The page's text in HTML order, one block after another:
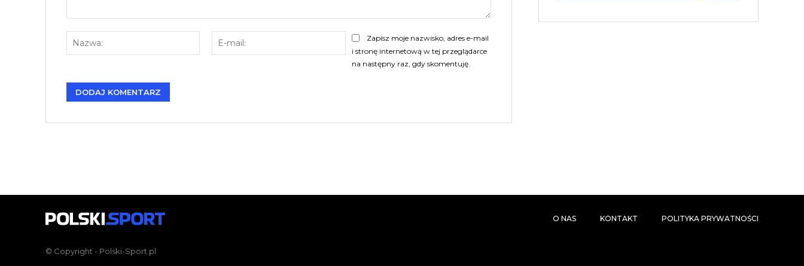
E-
mail:
Zapisz moje nazwisko, adres e-mail
i stronę internetową w tej przeglądarce
na następny raz, gdy skomentuję.
O NAS KONTAKT POLITYKA PRYWATNOŚCI
© Copyright - Polski-Sport.pl